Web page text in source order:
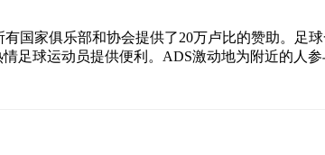
国家俱乐部和协会提供了20万卢比的赞助。足
足球运动员提供便利。ADS激动地为附近的人